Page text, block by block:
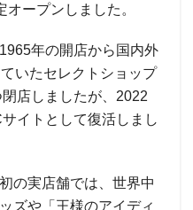
ープンしました。
年の開店から国内外
いたセレクトショップ
店しましたが、2022
イトとして復活しまし
の実店舗では、世界中
ズや「王様のアイディ